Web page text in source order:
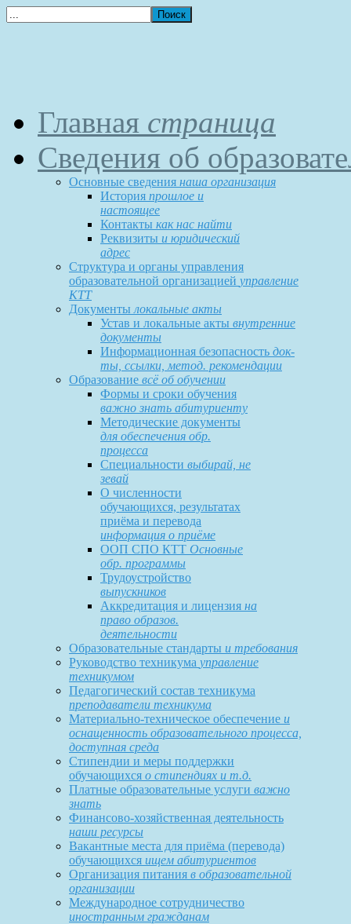
Главная страница
Сведения об
Основные сведения наша организация
История прошлое и
настоящее
Контакты как нас найти
Реквизиты и юридический
адрес
Структура и органы управления
образовательной организацией управление
КТТ
Документы локальные акты
Устав и локальные акты внутренние
документы
Информационная безопасность док-
ты, ссылки, метод. рекомендации
Образование всё об обучении
Формы и сроки обучения
важно знать абитуриенту
Методические документы
для обеспечения обр.
процесса
Специальности выбирай, не
зевай
О численности
обучающихся, результатах
приёма и перевода
информация о приёме
ООП СПО КТТ Основные
обр. программы
Трудоустройство
выпускников
Аккредитация и лицензия на
право образов.
деятельности
Образовательные стандарты и требования
Руководство техникума управление
техникумом
Педагогический состав техникума
преподаватели техникума
Материально-техническое обеспечение и
оснащенность образовательного процесса,
доступная среда
Стипендии и меры поддержки
обучающихся о стипендиях и т.д.
Платные образовательные услуги важно
знать
Финансово-хозяйственная деятельность
наши ресурсы
Вакантные места для приёма (перевода)
обучающихся ищем абитуриентов
Организация питания в образовательной
организации
Международное сотрудничество
иностранным гражданам